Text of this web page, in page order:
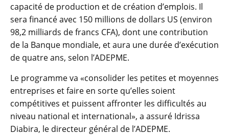
capacité de production et de création d’emplois. Il
sera financé avec 150 millions de dollars US (environ
98,2 milliards de francs CFA), dont une contribution
de la Banque mondiale, et aura une durée d’exécution
de quatre ans, selon l’ADEPME.
Le programme va «consolider les petites et moyennes
entreprises et faire en sorte qu’elles soient
compétitives et puissent affronter les difficultés au
niveau national et international», a assuré Idrissa
Diabira, le directeur général de l’ADEPME.